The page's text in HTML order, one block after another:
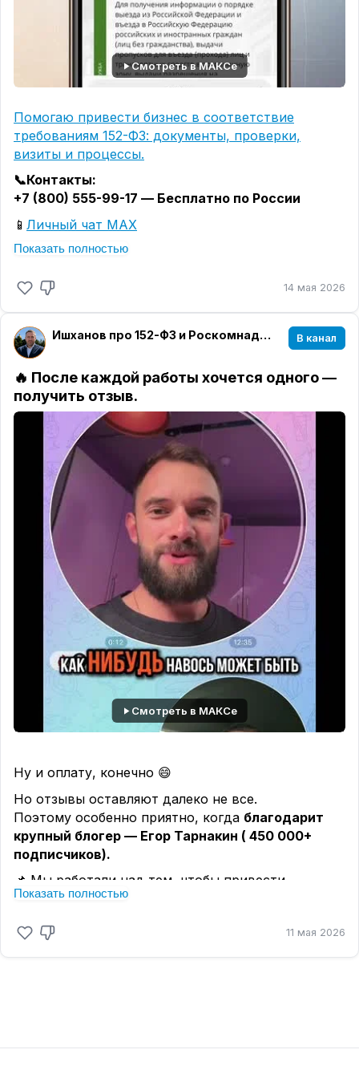
Смотреть в МАКСе
Помогаю привести бизнес в соответствие
требованиям 152-ФЗ: документы, проверки,
визиты и процессы.
📞Контакты:
+7 (800) 555-99-17 — Бесплатно по России
📱 Личный чат MAX
⭐️ Отзывы:Kwork|
Показать полностью
14 мая 2026
Ишханов про 152-ФЗ и Роскомнадзор В канал
🔥 После каждой работы хочется одного —
получить отзыв.
Смотреть в МАКСе
Ну и оплату, конечно 😄
Но отзывы оставляют далеко не все.
Поэтому особенно приятно, когда благодарит
крупный блогер — Егор Тарнакин ( 450 000+
подписчиков).
📌 Мы работали над тем, чтобы привести
деятельность Егора в полное соответствие
Что сделали:
Показать полностью
11 мая 2026